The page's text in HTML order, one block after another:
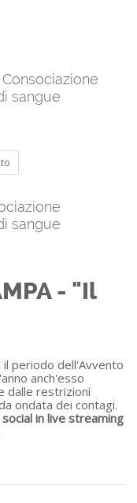
sangue
sangue
- "Il
periodo dell'Avvento
anch'esso
dalle restrizioni
ondata dei contagi.
in live streaming